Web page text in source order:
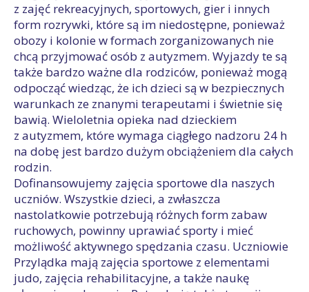
z zajęć rekreacyjnych, sportowych, gier i innych
form rozrywki, które są im niedostępne, ponieważ
obozy i kolonie w formach zorganizowanych nie
chcą przyjmować osób z autyzmem. Wyjazdy te są
także bardzo ważne dla rodziców, ponieważ mogą
odpocząć wiedząc, że ich dzieci są w bezpiecznych
warunkach ze znanymi terapeutami i świetnie się
bawią. Wieloletnia opieka nad dzieckiem
z autyzmem, które wymaga ciągłego nadzoru 24 h
na dobę jest bardzo dużym obciążeniem dla całych
rodzin.
Dofinansowujemy zajęcia sportowe dla naszych
uczniów. Wszystkie dzieci, a zwłaszcza
nastolatkowie potrzebują różnych form zabaw
ruchowych, powinny uprawiać sporty i mieć
możliwość aktywnego spędzania czasu. Uczniowie
Przylądka mają zajęcia sportowe z elementami
judo, zajęcia rehabilitacyjne, a także naukę